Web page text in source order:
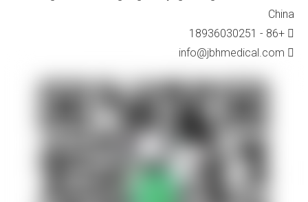
China

+86 - 18936030251

info@jbhmedical.com